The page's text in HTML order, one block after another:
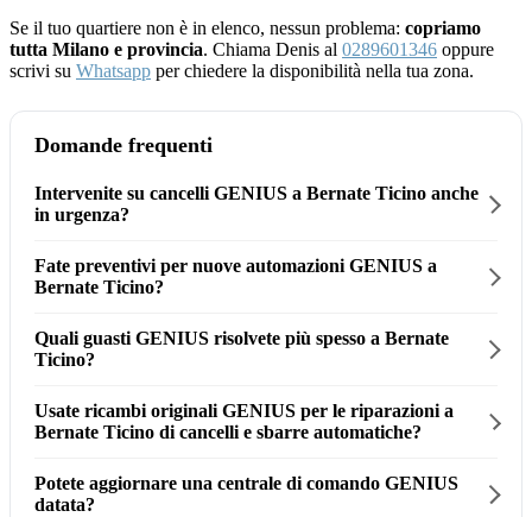
Se il tuo quartiere non è in elenco, nessun problema: copriamo
tutta Milano e provincia. Chiama Denis al 0289601346 oppure
scrivi su Whatsapp per chiedere la disponibilità nella tua zona.
Domande frequenti
Intervenite su cancelli GENIUS a Bernate Ticino anche
in urgenza?
Fate preventivi per nuove automazioni GENIUS a
Bernate Ticino?
Quali guasti GENIUS risolvete più spesso a Bernate
Ticino?
Usate ricambi originali GENIUS per le riparazioni a
Bernate Ticino di cancelli e sbarre automatiche?
Potete aggiornare una centrale di comando GENIUS
datata?